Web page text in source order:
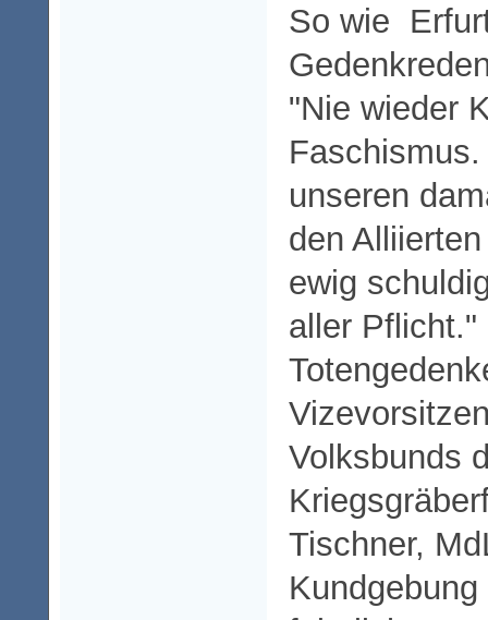
So wie
"Nie wieder
unseren
den
ewig
aller Pflicht."
Volksbunds
Tischner,